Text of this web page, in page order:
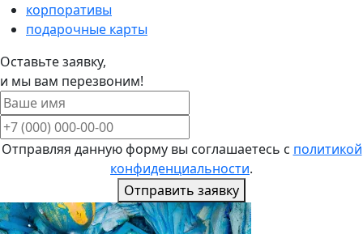
корпоративы
подарочные карты
Оставьте заявку,
и мы вам перезвоним!
Отправляя данную форму вы соглашаетесь с политикой
конфиденциальности.
Отправить заявку